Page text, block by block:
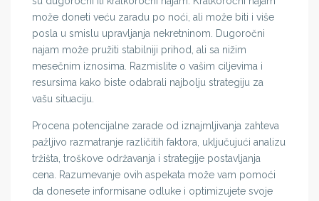
može doneti veću zaradu po noći, ali može biti i više
posla u smislu upravljanja nekretninom. Dugoročni
najam može pružiti stabilniji prihod, ali sa nižim
mesečnim iznosima. Razmislite o vašim ciljevima i
resursima kako biste odabrali najbolju strategiju za
vašu situaciju.
Procena potencijalne zarade od iznajmljivanja zahteva
pažljivo razmatranje različitih faktora, uključujući analizu
tržišta, troškove održavanja i strategije postavljanja
cena. Razumevanje ovih aspekata može vam pomoći
da donesete informisane odluke i optimizujete svoje